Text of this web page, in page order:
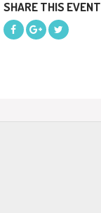
SHARE THIS EVENT